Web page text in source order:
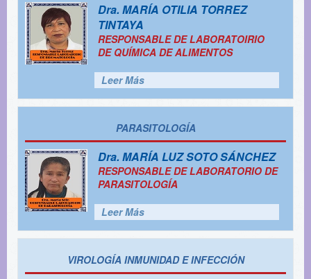
Dra. MARÍA OTILIA TORREZ
TINTAYA
RESPONSABLE DE LABORATOIRIO
DE QUÍMICA DE ALIMENTOS
Leer Más
PARASITOLOGÍA
Dra. MARÍA LUZ SOTO SÁNCHEZ
RESPONSABLE DE LABORATORIO DE
PARASITOLOGÍA
Leer Más
VIROLOGÍA INMUNIDAD E INFECCIÓN